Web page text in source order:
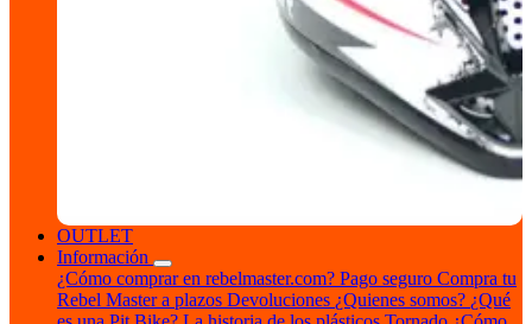
OUTLET
Información
¿Cómo comprar en rebelmaster.com? Pago seguro Compra tu
Rebel Master a plazos Devoluciones ¿Quienes somos? ¿Qué